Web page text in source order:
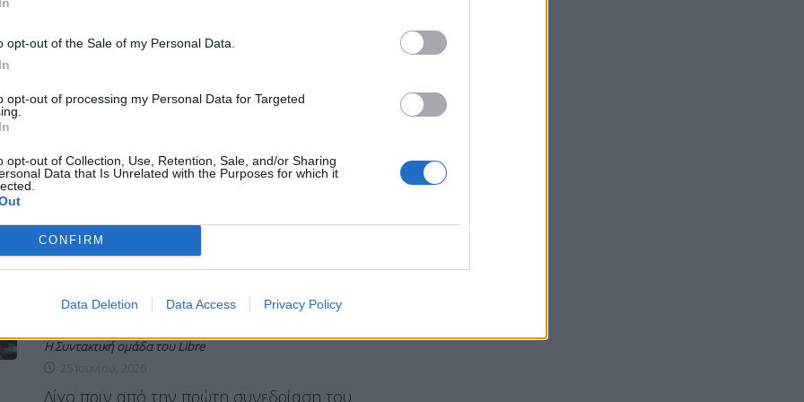
opt-out of the Sale of my Personal Data.
opt-out of processing my Personal Data for Targeted
opt-out of Collection, Use, Retention, Sale, and/or Sharing
Data that Is Unrelated with the Purposes for which it
CONFIRM
Data Deletion Data Access Privacy Policy
να δούμε αν θα σε πάρει" , υπονοώντας
ΠΕΡΙΣΣΌΤΕΡΑ ...
MIRROR ΠΟΛΙΤΙΚΉ
μετά την απόφαση για Τσίπρα-
Οι
Η Συντακτική ομάδα του Libre
Λίγο πριν από την πρώτη συνεδρίαση του